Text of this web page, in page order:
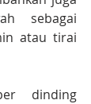
sebagai
atau tirai